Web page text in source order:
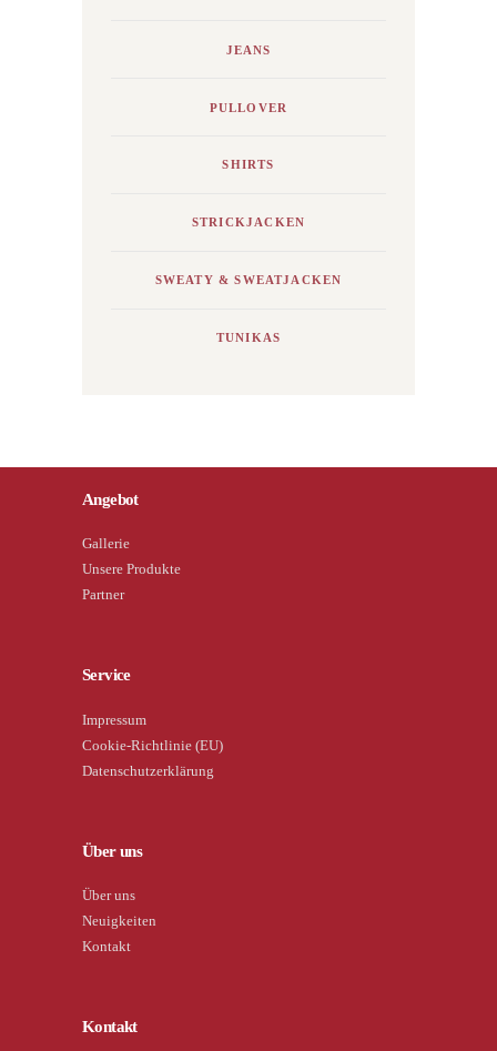
JEANS
PULLOVER
SHIRTS
STRICKJACKEN
SWEATY & SWEATJACKEN
TUNIKAS
Angebot
Gallerie
Unsere Produkte
Partner
Service
Impressum
Cookie-Richtlinie (EU)
Datenschutzerklärung
Über uns
Über uns
Neuigkeiten
Kontakt
Kontakt